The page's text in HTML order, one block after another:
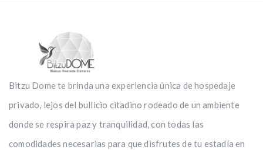
Bitzu Dome te brinda una experiencia única de hospedaje
privado, lejos del bullicio citadino rodeado de un ambiente
donde se respira paz y tranquilidad, con todas las
comodidades necesarias para que disfrutes de tu estadía en